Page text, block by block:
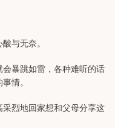
与无奈。
暴跳如雷，各种难听的话
情。
烈地回家想和父母分享这